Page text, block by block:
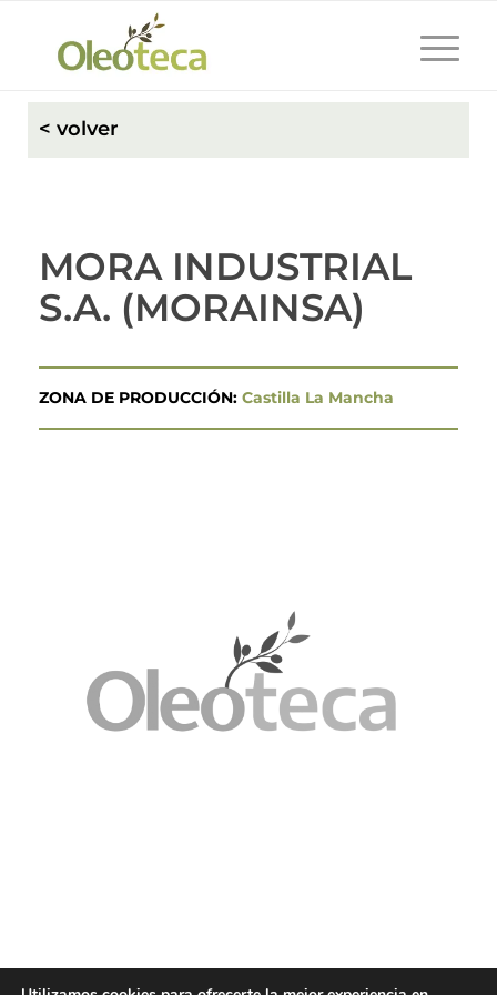
< volver
MORA INDUSTRIAL
S.A. (MORAINSA)
ZONA DE PRODUCCIÓN: Castilla La Mancha